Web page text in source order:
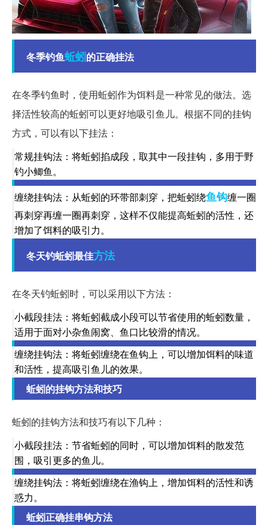
冬季钓鱼蚯蚓的正确挂法
在冬季钓鱼时，使用蚯蚓作为饵料是一种常见的做法。选
择活性较高的蚯蚓可以更好地吸引鱼儿。根据不同的挂钩
方式，可以有以下挂法：
常规挂钩法：将蚯蚓掐成段，取其中一段挂钩，多用于野
钓小鲫鱼。
缠绕挂钩法：从蚯蚓的环带部刺穿，把蚯蚓绕鱼钩缠一圈
再刺穿再缠一圈再刺穿，这样不仅能提高蚯蚓的活性，还
增加了饵料的吸引力。
冬天钓蚯蚓最佳方法
在冬天钓蚯蚓时，可以采用以下方法：
小截段挂法：将蚯蚓截成小段可以节省使用的蚯蚓数量，
适用于面对小杂鱼闹窝、鱼口比较滑的情况。
缠绕挂钩法：将蚯蚓缠绕在鱼钩上，可以增加饵料的味道
和活性，提高吸引鱼儿的效果。
蚯蚓的挂钩方法和技巧
蚯蚓的挂钩方法和技巧有以下几种：
小截段挂法：节省蚯蚓的同时，可以增加饵料的散发范
围，吸引更多的鱼儿。
缠绕挂钩法：将蚯蚓缠绕在渔钩上，增加饵料的活性和诱
惑力。
蚯蚓正确挂串钩方法